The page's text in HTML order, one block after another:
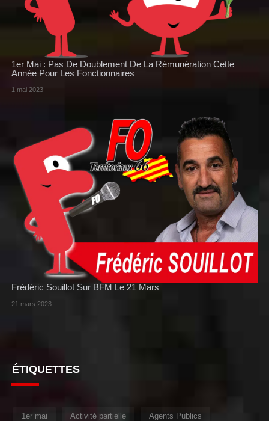
1er Mai : Pas De Doublement De La Rémunération Cette
Année Pour Les Fonctionnaires
1 mai 2023
Frédéric Souillot Sur BFM Le 21 Mars
21 mars 2023
ÉTIQUETTES
1er mai Activité partielle Agents Publics